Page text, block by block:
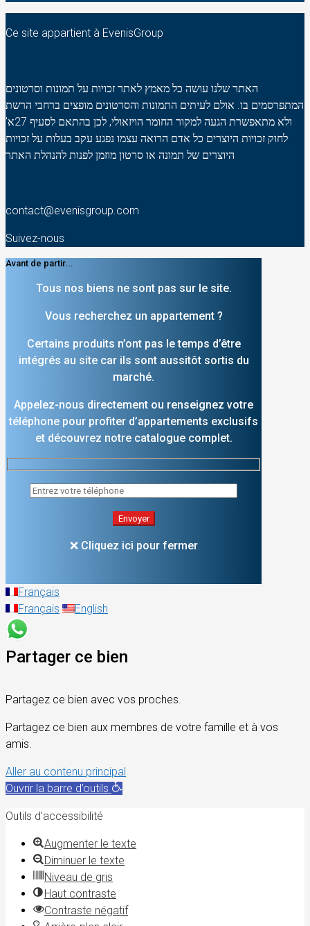
Ce site appartient à EvenisGroup
האתר שלנו עושה כל מאמץ לאתר זכויות על תמונות וסרטונים
המתפרסמים בו. אולם לעיתים התמונות והסרטונים מופצים ברחבי הרשת
ולא מתאפשרת הגעה למקור החומר הויזאולי, לכן בהתאם לסעיף 27א'
לחוק זכויות היוצרים כל אדם הרואה עצמו נפגע עקב בעלות על זכויות
היוצרים של תמונה או סרטון מוזמן לפנות להנהלת האתר
contact@evenisgroup.com
Suivez-nous
Avant de partir...
Tous nos biens ne sont pas sur le site.
Vous recherchez un appartement ?
Certains produits n’ont pas le temps d’être
intégrés au site car ils sont aussitôt sortis du
marché.
Appelez-nous directement ou renseignez votre
téléphone pour profiter d’appartements exclusifs
et découvrez notre catalogue complet.
❌ Cliquez ici pour fermer
Français
Français
English
Partager ce bien
Partagez ce bien avec vos proches.
Partagez ce bien aux membres de votre famille et à vos
amis.
Aller au contenu principal
Ouvrir la barre d’outils
Outils d’accessibilité
Augmenter le texte
Diminuer le texte
Niveau de gris
Haut contraste
Contraste négatif